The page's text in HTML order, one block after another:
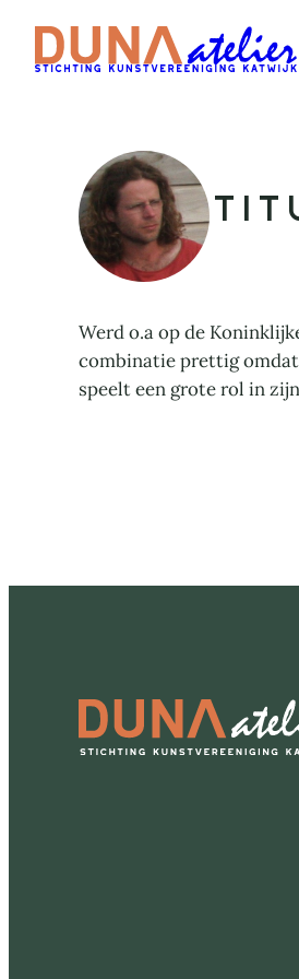
Werd o.a op de
combinatie prettig
speelt een grote rol in